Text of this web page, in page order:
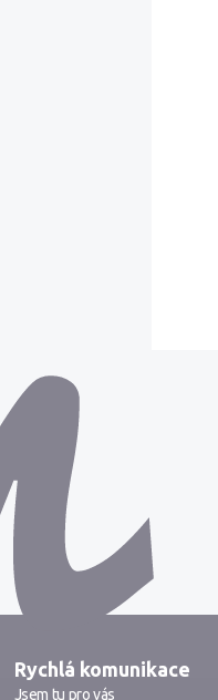
Rychlá komunikace
Jsem tu pro vás